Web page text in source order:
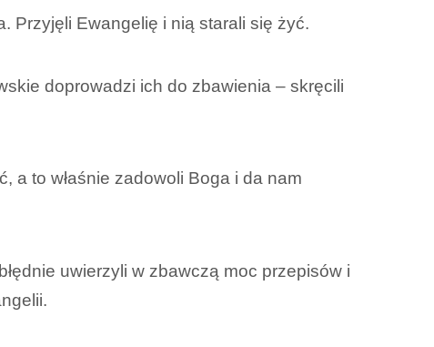
Przyjęli Ewangelię i nią starali się żyć.
doprowadzi ich do zbawienia – skręcili
a to właśnie zadowoli Boga i da nam
uwierzyli w zbawczą moc przepisów i